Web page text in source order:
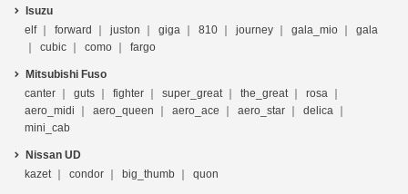
Isuzu
elf
forward juston giga 810 journey gala_mio
gala
cubic
como fargo
Mitsubishi Fuso
canter
guts fighter super_great the_great
rosa
aero_midi
aero_queen aero_ace aero_star
delica
mini_cab
Nissan UD
kazet
condor big_thumb quon